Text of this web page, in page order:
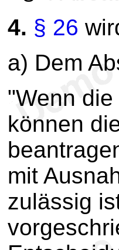
4. § 26
a) Dem
"Wenn
können
mit
zulässig